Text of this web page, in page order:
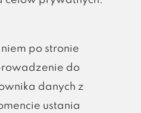
po stronie
do
danych z
ustania